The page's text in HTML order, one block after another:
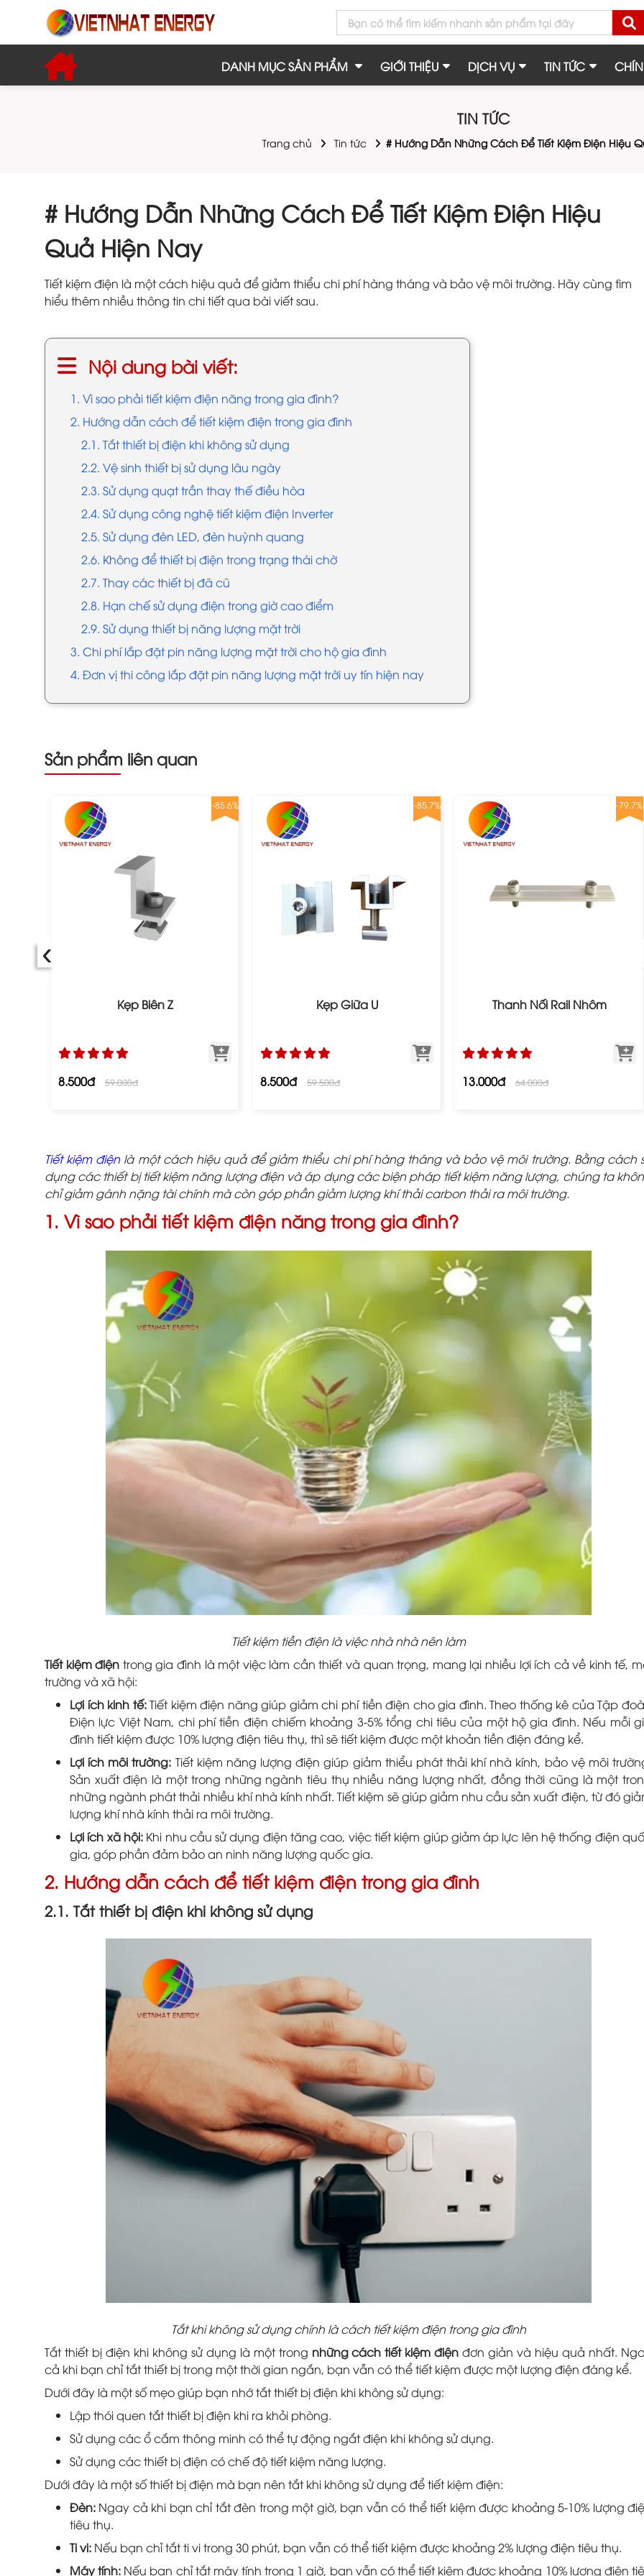
DANH MỤC SẢN PHẨM GIỚI THIỆU DỊCH VỤ TIN TỨC
TIN TỨC
Trang chủ Tin tức # Hướng Dẫn Những Cách Để Tiết Kiệm Điện Hiệu
# Hướng Dẫn Những Cách Để Tiết Kiệm Điện Hiệu
Quả Hiện Nay
Tiết kiệm điện là một cách hiệu quả để giảm thiểu chi phí hàng tháng và bảo vệ môi trường. Hãy cùng tìm
hiểu thêm nhiều thông tin chi tiết qua bài viết sau.
Nội dung bài viết:
1. Vì sao phải tiết kiệm điện năng trong gia đình?
2. Hướng dẫn cách để tiết kiệm điện trong gia đình
2.1. Tắt thiết bị điện khi không sử dụng
2.2. Vệ sinh thiết bị sử dụng lâu ngày
2.3. Sử dụng quạt trần thay thế điều hòa
2.4. Sử dụng công nghệ tiết kiệm điện Inverter
2.5. Sử dụng đèn LED, đèn huỳnh quang
2.6. Không để thiết bị điện trong trạng thái chờ
2.7. Thay các thiết bị đã cũ
2.8. Hạn chế sử dụng điện trong giờ cao điểm
2.9. Sử dụng thiết bị năng lượng mặt trời
3. Chi phí lắp đặt pin năng lượng mặt trời cho hộ gia đình
4. Đơn vị thi công lắp đặt pin năng lượng mặt trời uy tín hiện nay
Sản phẩm liên quan
-85.6%
Kẹp Biên Z
8.500đ 59.000đ
-85.7%
Kẹp Giữa U
8.500đ 59.500đ
-79.7%
Thanh Nối Rail Nhôm
13.000đ 64.000đ
‹
Tiết kiệm điện là một cách hiệu quả để giảm thiểu chi phí hàng tháng và bảo vệ môi trường. Bằng cách
dụng các thiết bị tiết kiệm năng lượng điện và áp dụng các biện pháp tiết kiệm năng lượng, chúng ta
chỉ giảm gánh nặng tài chính mà còn góp phần giảm lượng khí thải carbon thải ra môi trường.
1. Vì sao phải tiết kiệm điện năng trong gia đình?
Tiết kiệm tiền điện là việc nhà nhà nên làm
Tiết kiệm điện trong gia đình là một việc làm cần thiết và quan trọng, mang lại nhiều lợi ích cả về kinh tế,
trường và xã hội:
Lợi ích kinh tế:Tiết kiệm điện năng giúp giảm chi phí tiền điện cho gia đình. Theo thống kê của Tập
Điện lực Việt Nam, chi phí tiền điện chiếm khoảng 3-5% tổng chi tiêu của một hộ gia đình. Nếu mỗi
đình tiết kiệm được 10% lượng điện tiêu thụ, thì sẽ tiết kiệm được một khoản tiền điện đáng kể.
Lợi ích môi trường: Tiết kiệm năng lượng điện giúp giảm thiểu phát thải khí nhà kính, bảo vệ môi
Sản xuất điện là một trong những ngành tiêu thụ nhiều năng lượng nhất, đồng thời cũng là một
những ngành phát thải nhiều khí nhà kính nhất. Tiết kiệm sẽ giúp giảm nhu cầu sản xuất điện, từ đó
lượng khí nhà kính thải ra môi trường.
Lợi ích xã hội:Khi nhu cầu sử dụng điện tăng cao, việc tiết kiệm giúp giảm áp lực lên hệ thống điện
gia, góp phần đảm bảo an ninh năng lượng quốc gia.
2. Hướng dẫn cách để tiết kiệm điện trong gia đình
2.1. Tắt thiết bị điện khi không sử dụng
Tắt khi không sử dụng chính là cách tiết kiệm điện trong gia đình
Tắt thiết bị điện khi không sử dụng là một trong những cách tiết kiệm điện đơn giản và hiệu quả nhất.
cả khi bạn chỉ tắt thiết bị trong một thời gian ngắn, bạn vẫn có thể tiết kiệm được một lượng điện đáng kể.
Dưới đây là một số mẹo giúp bạn nhớ tắt thiết bị điện khi không sử dụng:
Lập thói quen tắt thiết bị điện khi ra khỏi phòng.
Sử dụng các ổ cắm thông minh có thể tự động ngắt điện khi không sử dụng.
Sử dụng các thiết bị điện có chế độ tiết kiệm năng lượng.
Dưới đây là một số thiết bị điện mà bạn nên tắt khi không sử dụng để tiết kiệm điện:
Đèn: Ngay cả khi bạn chỉ tắt đèn trong một giờ, bạn vẫn có thể tiết kiệm được khoảng 5-10% lượng
tiêu thụ.
Ti vi: Nếu bạn chỉ tắt ti vi trong 30 phút, bạn vẫn có thể tiết kiệm được khoảng 2% lượng điện tiêu thụ.
Máy tính: Nếu bạn chỉ tắt máy tính trong 1 giờ, bạn vẫn có thể tiết kiệm được khoảng 10% lượng điện